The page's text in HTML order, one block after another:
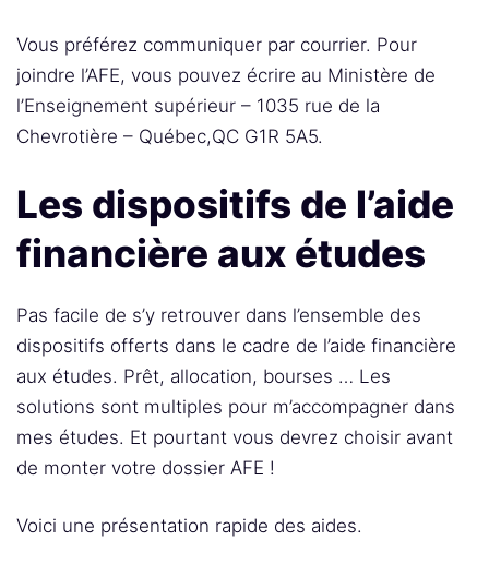
Vous préférez communiquer par courrier. Pour
joindre l’AFE, vous pouvez écrire au Ministère de
l’Enseignement supérieur – 1035 rue de la
Chevrotière – Québec,QC G1R 5A5.
Les dispositifs de l’aide
financière aux études
Pas facile de s’y retrouver dans l’ensemble des
dispositifs offerts dans le cadre de l’aide financière
aux études. Prêt, allocation, bourses … Les
solutions sont multiples pour m’accompagner dans
mes études. Et pourtant vous devrez choisir avant
de monter votre dossier AFE !
Voici une présentation rapide des aides.